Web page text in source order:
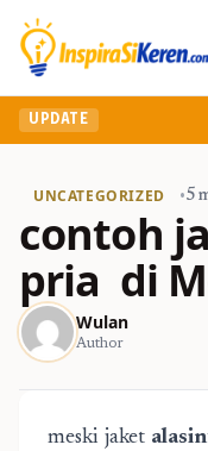
UPDATE
UNCATEGORIZED •5
contoh
pria di
Wulan
Author
meski jaket